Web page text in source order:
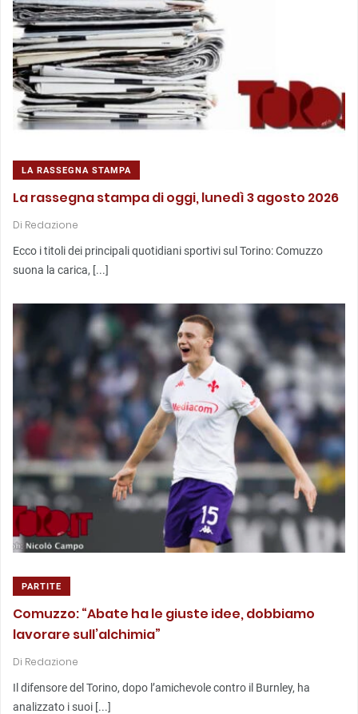
LA RASSEGNA STAMPA
La rassegna stampa di oggi, lunedì 3 agosto 2026
Di Redazione
Ecco i titoli dei principali quotidiani sportivi sul Torino: Comuzzo
suona la carica, [...]
PARTITE
Comuzzo: “Abate ha le giuste idee, dobbiamo
lavorare sull’alchimia”
Di Redazione
Il difensore del Torino, dopo l’amichevole contro il Burnley, ha
analizzato i suoi [...]